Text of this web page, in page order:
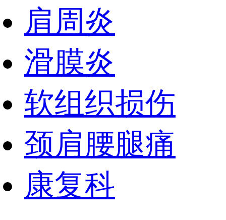
肩周炎
滑膜炎
软组织损伤
颈肩腰腿痛
康复科